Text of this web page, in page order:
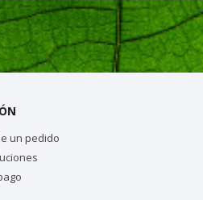
un pedido